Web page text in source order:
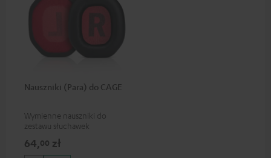
Nauszniki (Para) do CAGE
Wymienne nauszniki do
zestawu słuchawek
gamingowych CAGE
64,00 zł